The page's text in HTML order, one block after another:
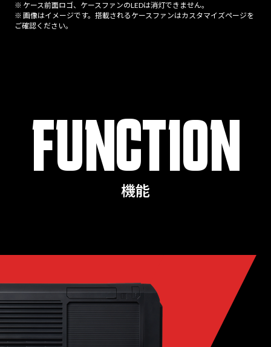
※ ケース前面ロゴ、ケースファンのLEDは消灯できません。
※ 画像はイメージです。搭載されるケースファンはカスタマイズページを
ご確認ください。
FUNCTION
機能